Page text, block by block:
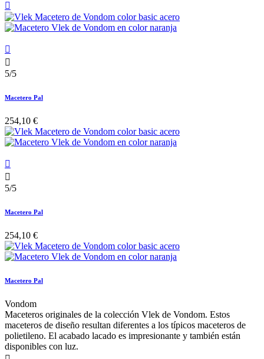



5/5
Macetero Pal
254,10 €


5/5
Macetero Pal
254,10 €
Macetero Pal
Vondom
Maceteros originales de la colección Vlek de Vondom. Estos
maceteros de diseño resultan diferentes a los típicos maceteros de
polietileno. El acabado lacado es impresionante y también están
disponibles con luz.